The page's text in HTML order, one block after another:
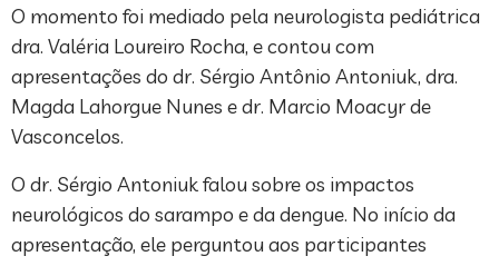
O momento foi mediado pela neurologista pediátrica
dra. Valéria Loureiro Rocha, e contou com
apresentações do dr. Sérgio Antônio Antoniuk, dra.
Magda Lahorgue Nunes e dr. Marcio Moacyr de
Vasconcelos.
O dr. Sérgio Antoniuk falou sobre os impactos
neurológicos do sarampo e da dengue. No início da
apresentação, ele perguntou aos participantes